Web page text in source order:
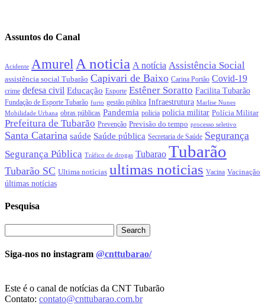
Assuntos do Canal
Acidente Amurel A noticia A notícia Assistência Social
assistência social Tubarão Capivari de Baixo Carina Portão Covid-19
crime defesa civil Educação Esporte Estêner Soratto Facilita Tubarão
Fundação de Esporte Tubarão furto gestão pública Infraestrutura Marlise Nunes
Mobilidade Urbana obras públicas Pandemia policia policia militar Polícia Militar
Prefeitura de Tubarão Prevenção Previsão do tempo processo seletivo
Santa Catarina saúde Saúde pública Secretaria de Saúde Segurança
Segurança Pública Tráfico de drogas Tubarao Tubarão
Tubarão SC Ultima notícias ultimas noticias Vacina Vacinação
últimas notícias
Pesquisa
Siga-nos no instagram @cnttubarao/
Este é o canal de notícias da CNT Tubarão
Contato: contato@cnttubarao.com.br